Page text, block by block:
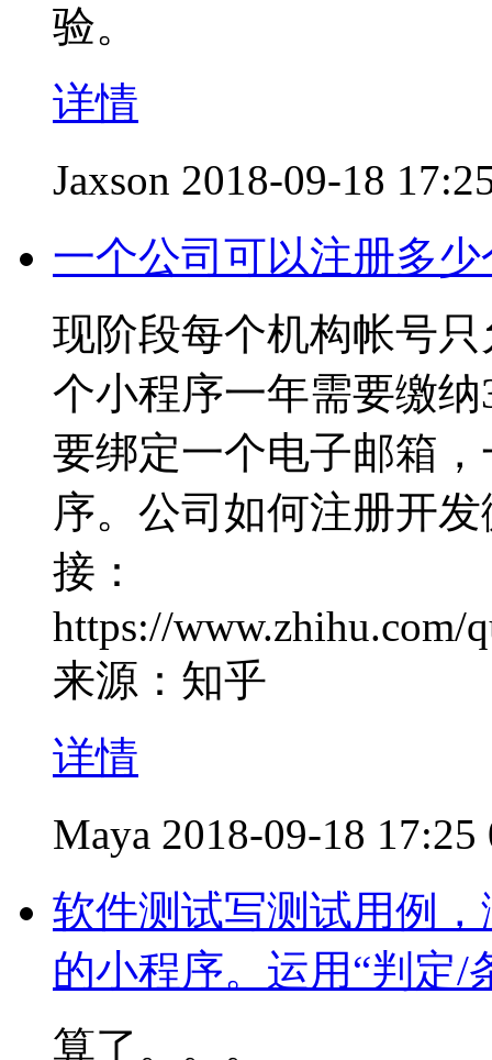
验。
详情
Jaxson 2018-09-18
一个公司可以注册多
现阶段每个机构帐号
个小程序一年需要缴
要绑定一个电子邮箱
序。公司如何注册开
接：
https://www.zhihu.com/
来源：知乎
详情
Maya 2018-09-18 17:25
软件测试写测试用例
的小程序。运用“判定/
算了。。。